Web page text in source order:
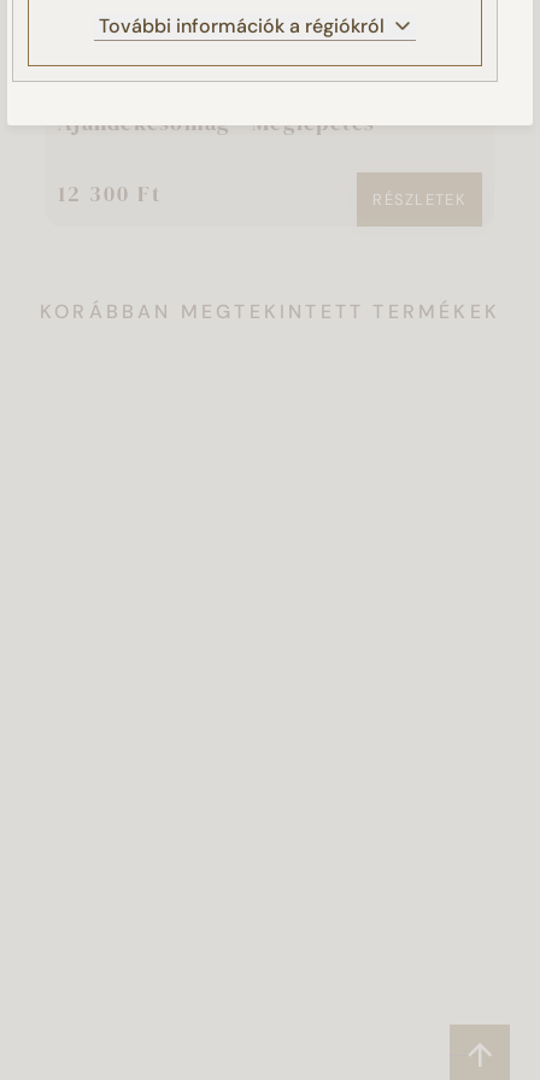
Ajándékcsomag - Meglepetés
12 300 Ft RÉSZLETEK
KORÁBBAN MEGTEKINTETT TERMÉKEK
További információk a régiókról